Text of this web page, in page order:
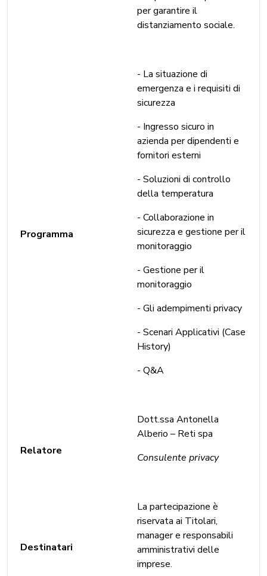
per garantire il
distanziamento sociale.
Programma
- La situazione di
emergenza e i requisiti di
sicurezza
- Ingresso sicuro in
azienda per dipendenti e
fornitori esterni
- Soluzioni di controllo
della temperatura
- Collaborazione in
sicurezza e gestione per il
monitoraggio
- Gestione per il
monitoraggio
- Gli adempimenti privacy
- Scenari Applicativi (Case
History)
- Q&A
Relatore
Dott.ssa Antonella
Alberio – Reti spa
Consulente privacy
Destinatari
La partecipazione è
riservata ai Titolari,
manager e responsabili
amministrativi delle
imprese.